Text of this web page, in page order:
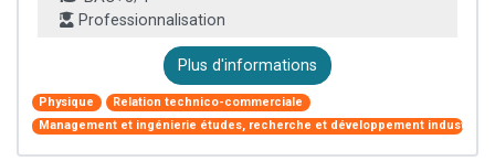
Professionnalisation
Plus d'informations
Physique
Relation technico-commerciale
Management et ingénierie études, recherche et développement industriel